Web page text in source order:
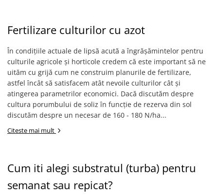
Hrana pentru iepuri
Hrana pentru pisici
Hrana pentru porci
Suplimente
Hrana pt gaini si pui
Sobe si seminee
Bricolaj
Instalatii pentru gaz
Siliconi si etansanti
Fertilizare culturilor cu azot
În condițiile actuale de lipsă acută a îngrășămintelor pentru
culturile agricole și horticole credem că este important să ne
uităm cu grijă cum ne construim planurile de fertilizare,
astfel încât să satisfacem atât nevoile culturilor cât și
atingerea parametrilor economici. Dacă discutăm despre
cultura porumbului de soliz în funcție de rezerva din sol
discutăm despre un necesar de 160 - 180 N/ha...
Citeste mai mult
Cum iti alegi substratul (turba) pentru
semanat sau repicat?